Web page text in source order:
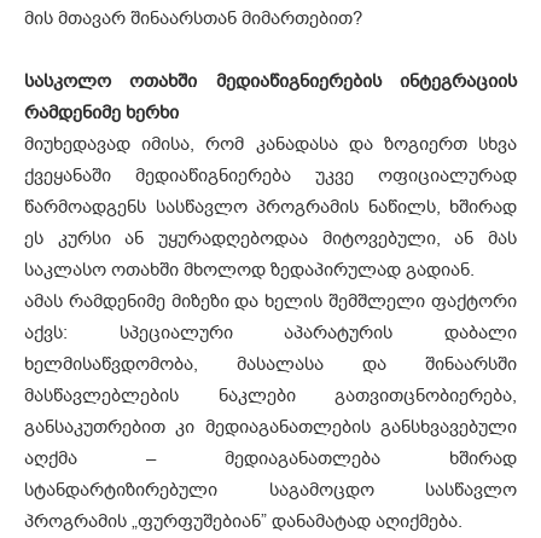
მის მთავარ შინაარსთან მიმართებით?
სასკოლო ოთახში მედიაწიგნიერების ინტეგრაციის
რამდენიმე ხერხი
მიუხედავად იმისა, რომ კანადასა და ზოგიერთ სხვა
ქვეყანაში მედიაწიგნიერება უკვე ოფიციალურად
წარმოადგენს სასწავლო პროგრამის ნაწილს, ხშირად
ეს კურსი ან უყურადღებოდაა მიტოვებული, ან მას
საკლასო ოთახში მხოლოდ ზედაპირულად გადიან.
ამას რამდენიმე მიზეზი და ხელის შემშლელი ფაქტორი
აქვს: სპეციალური აპარატურის დაბალი
ხელმისაწვდომობა, მასალასა და შინაარსში
მასწავლებლების ნაკლები გათვითცნობიერება,
განსაკუთრებით კი მედიაგანათლების განსხვავებული
აღქმა – მედიაგანათლება ხშირად
სტანდარტიზირებული საგამოცდო სასწავლო
პროგრამის „ფურფუშებიან” დანამატად აღიქმება.